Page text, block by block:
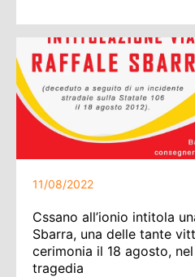
11/08/2022
Cssano all’ionio intitola
Sbarra, una delle tante
cerimonia il 18 agosto,
tragedia